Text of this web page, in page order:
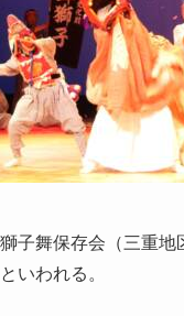
子舞保存会（三重地
いわれる。